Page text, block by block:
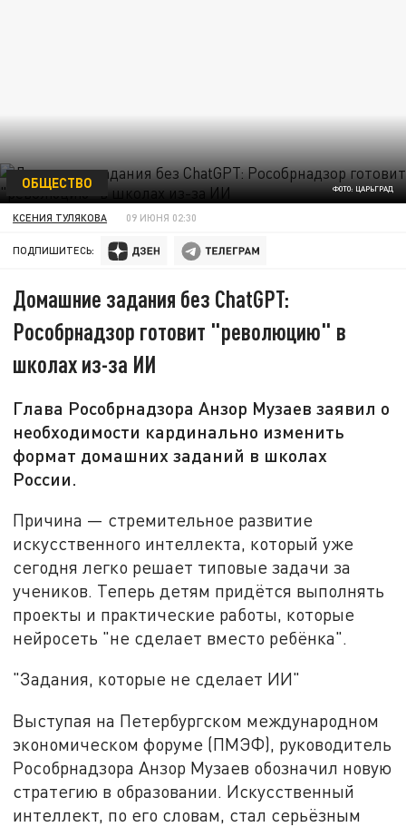
ФОТО: ЦАРЬГРАД
ОБЩЕСТВО
КСЕНИЯ ТУЛЯКОВА 09 ИЮНЯ 02:30
ПОДПИШИТЕСЬ:
Домашние задания без ChatGPT:
Рособрнадзор готовит "революцию" в
школах из-за ИИ
Глава Рособрнадзора Анзор Музаев заявил о
необходимости кардинально изменить
формат домашних заданий в школах
России.
Причина — стремительное развитие
искусственного интеллекта, который уже
сегодня легко решает типовые задачи за
учеников. Теперь детям придётся выполнять
проекты и практические работы, которые
нейросеть "не сделает вместо ребёнка".
"Задания, которые не сделает ИИ"
Выступая на Петербургском международном
экономическом форуме (ПМЭФ), руководитель
Рособрнадзора Анзор Музаев обозначил новую
стратегию в образовании. Искусственный
интеллект, по его словам, стал серьёзным